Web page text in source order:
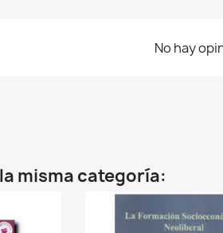
No hay
misma categoría: